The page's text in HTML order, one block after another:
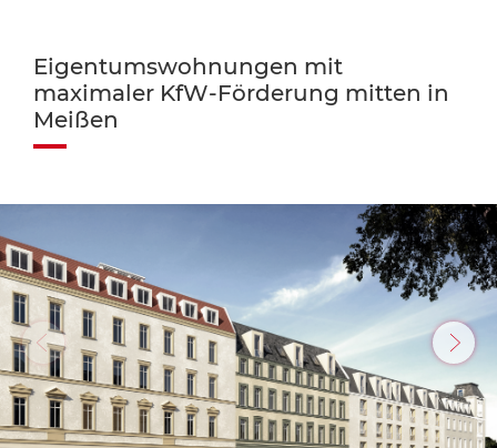
Eigentumswohnungen mit
maximaler KfW-Förderung mitten in
Meißen